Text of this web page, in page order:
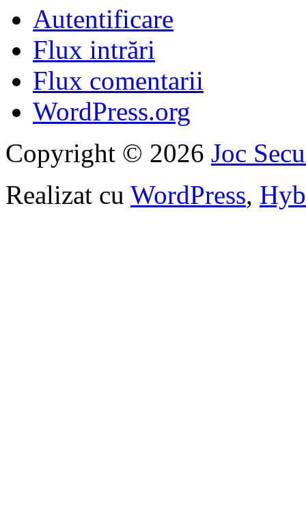
Autentificare
Flux intrări
Flux comentarii
WordPress.org
Copyright © 2026 Joc
Realizat cu WordPress,